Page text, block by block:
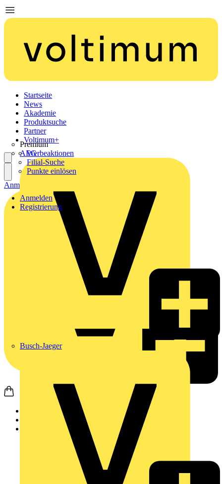
Startseite
News
Akademie
Produktsuche
Partner
Premium
AEG
Busch-Jaeger
Voltimum+
Werbeaktionen
Filial-Suche
Punkte einlösen
Anmelden
Registrierung
Anmelden
Phoenix Contact